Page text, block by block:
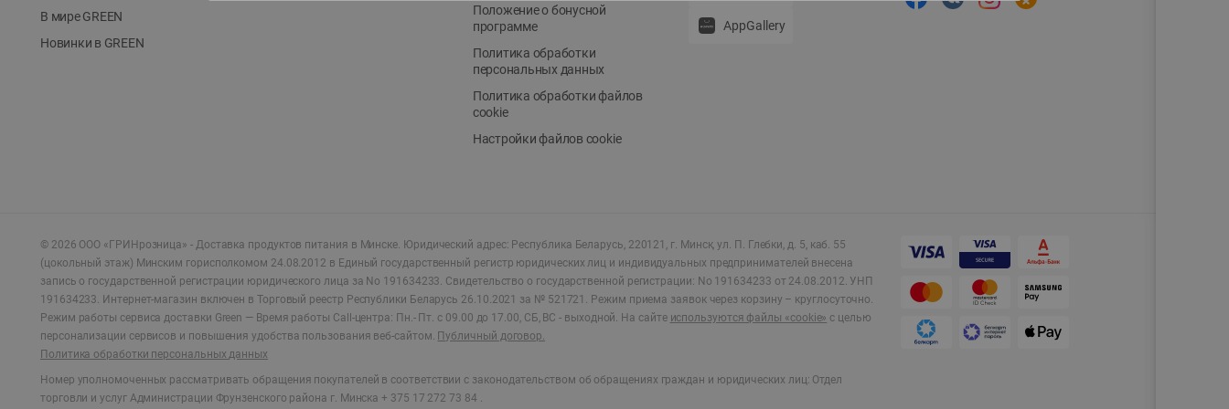
В мире GREEN
Новинки в GREEN
Положение о бонусной
программе
Политика обработки
персональных данных
Политика обработки файлов
cookie
Настройки файлов cookie
AppGallery
© 2026 ООО «ГРИНрозница» - Доставка продуктов питания в Минске. Юридический адрес: Республика Беларусь, 220121, г. Минск, ул. П. Глебки, д. 5, каб. 55
(цокольный этаж) Минским горисполкомом 24.08.2012 в Единый государственный регистр юридических лиц и индивидуальных предпринимателей внесена
запись о государственной регистрации юридического лица за No 191634233. Свидетельство о государственной регистрации: No 191634233 от 24.08.2012. УНП
191634233. Интернет-магазин включен в Торговый реестр Республики Беларусь 26.10.2021 за № 521721. Режим приема заявок через корзину – круглосуточно.
Режим работы сервиса доставки Green — Время работы Call-центра: Пн.- Пт. с 09.00 до 17.00, СБ, ВС - выходной. На сайте используются файлы «cookie» с целью
персонализации сервисов и повышения удобства пользования веб-сайтом. Публичный договор.
Политика обработки персональных данных
Номер уполномоченных рассматривать обращения покупателей в соответствии с законодательством об обращениях граждан и юридических лиц: Отдел
торговли и услуг Администрации Фрунзенского района г. Минска + 375 17 272 73 84 .